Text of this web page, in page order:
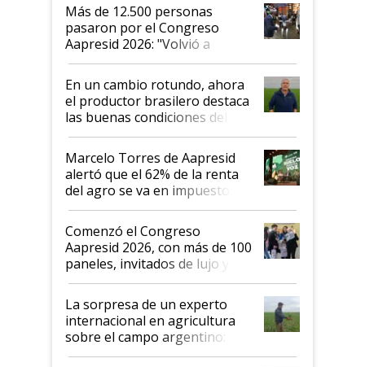
Más de 12.500 personas
pasaron por el Congreso
Aapresid 2026: "Volvió a
demostrar que hablar del
suelo es hablar de todo el
sistema productivo"
En un cambio rotundo, ahora
el productor brasilero destaca
las buenas condiciones del
agro argentino para invertir:
"Los veo más motivados"
Marcelo Torres de Aapresid
alertó que el 62% de la renta
del agro se va en impuestos:
"No es bueno que en
Argentina se sigan discutiendo
las mismas cosas de hace 50
años"
Comenzó el Congreso
Aapresid 2026, con más de 100
paneles, invitados de lujo y
todas las tendencias
La sorpresa de un experto
internacional en agricultura
sobre el campo argentino:
"Estoy muy impresionado"